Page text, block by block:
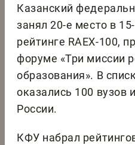
Казанский
занял 20-е место в
рейтинге RAEX-100,
форуме «Три миссии
образования». В
оказались 100 вузов
России.
КФУ набрал